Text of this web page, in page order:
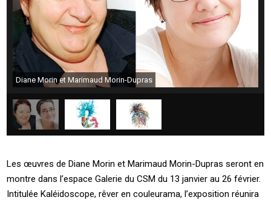
Diane Morin et Marimaud Morin-Dupras
Les œuvres de Diane Morin et Marimaud Morin-Dupras seront en
montre dans l’espace Galerie du CSM du 13 janvier au 26 février.
Intitulée Kaléidoscope, rêver en couleurama, l’exposition réunira